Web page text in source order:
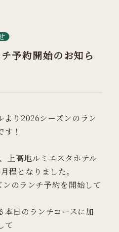
予約開始のお知ら
より2026シーズンのラン
！
上高地ルミエスタホテル
程となりました。
のランチ予約を開始して
本日のランチコースに加
て